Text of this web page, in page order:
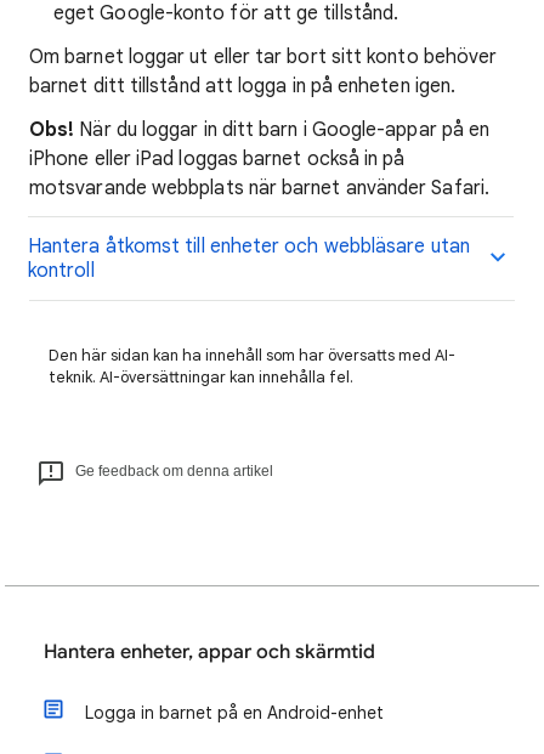
eget Google-konto för att ge tillstånd.
Om barnet loggar ut eller tar bort sitt konto behöver
barnet ditt tillstånd att logga in på enheten igen.
Obs! När du loggar in ditt barn i Google-appar på en
iPhone eller iPad loggas barnet också in på
motsvarande webbplats när barnet använder Safari.
Hantera åtkomst till enheter och webbläsare utan
kontroll
Den här sidan kan ha innehåll som har översatts med AI-
teknik. AI-översättningar kan innehålla fel.
Ge feedback om denna artikel
Hantera enheter, appar och skärmtid
Logga in barnet på en Android-enhet